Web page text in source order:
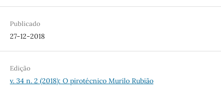
Publicado
27-12-2018
Edição
v. 34 n. 2 (2018): O pirotécnico Murilo Rubião